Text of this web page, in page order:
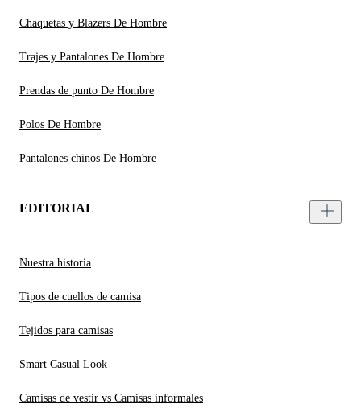
Chaquetas y Blazers De Hombre
Trajes y Pantalones De Hombre
Prendas de punto De Hombre
Polos De Hombre
Pantalones chinos De Hombre
EDITORIAL
Nuestra historia
Tipos de cuellos de camisa
Tejidos para camisas
Smart Casual Look
Camisas de vestir vs Camisas informales